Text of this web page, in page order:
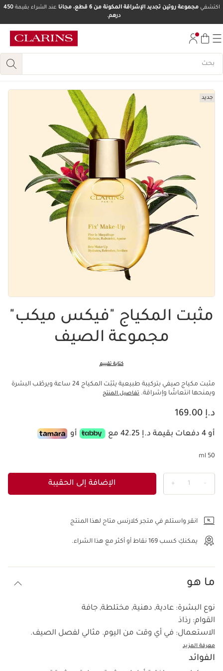
انتقل إلى أسفل الصفحة
اكتشفيمجموعة روتين تجديد الإشراقة المكونة من 6 قطع، مجانا عند الشراء بقيمة450
درهم.
جديد
مثبت المكياج "فيكس ميكب"
مجموعة الصيف
كتابة تقييم
مثبت مكياج صيفي بتركيبة طبيعية يثبّت المكياج 24 ساعة ويرطّب البشرة
ويمنحها انتعاشًا وإشراقة. تفاصيل المنتج
السعر الحالي هو د.إ 169.00
د.إ 169.00
أو 4 دفعات بقيمة د.إ 42.25 مع أو
50 ml
-
1
+ الإضافة إلى الحقيبة
انقر واستلم في متجر كلارنس متاح لهذا المنتج
يمكنكِ كسب 169 نقاط أو أكثر مع هذا الشراء.
ما هو
نوع البشرة: عادية, دهنية, مختلطة, جافة
القوام: رذاذ
الاستعمال: في أي وقت من اليوم. مثالي لفصل الصيف.
معرفة المزيد
الفوائد